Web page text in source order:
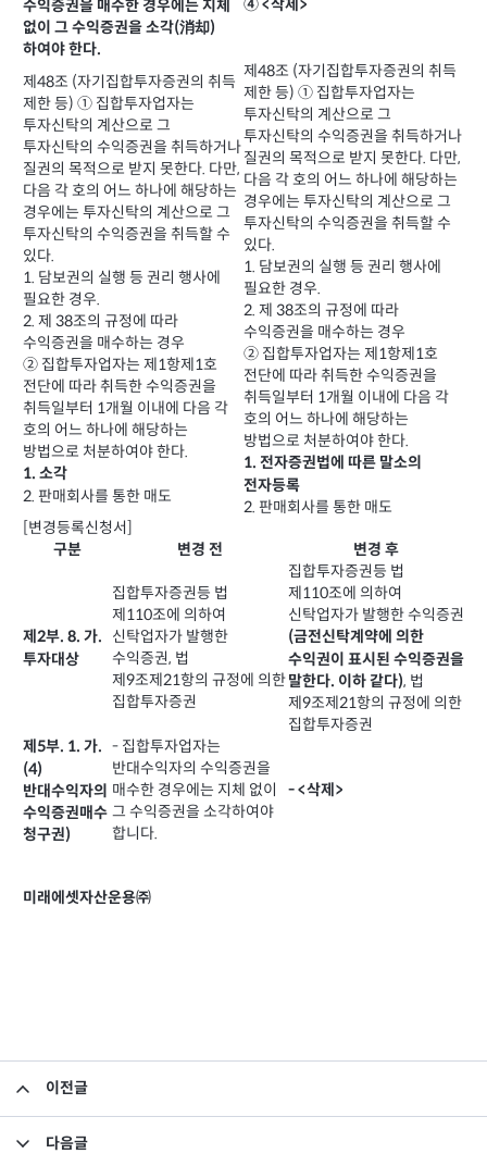
수익증권을 매수한 경우에는 지체
없이 그 수익증권을 소각(消却)
하여야 한다.
④ <삭제>
제48조 (자기집합투자증권의 취득
제한 등) ① 집합투자업자는
투자신탁의 계산으로 그
투자신탁의 수익증권을 취득하거나
질권의 목적으로 받지 못한다. 다만,
다음 각 호의 어느 하나에 해당하는
경우에는 투자신탁의 계산으로 그
투자신탁의 수익증권을 취득할 수
있다.
1. 담보권의 실행 등 권리 행사에
필요한 경우.
2. 제 38조의 규정에 따라
수익증권을 매수하는 경우
② 집합투자업자는 제1항제1호
전단에 따라 취득한 수익증권을
취득일부터 1개월 이내에 다음 각
호의 어느 하나에 해당하는
방법으로 처분하여야 한다.
1. 소각
2. 판매회사를 통한 매도
제48조 (자기집합투자증권의 취득
제한 등) ① 집합투자업자는
투자신탁의 계산으로 그
투자신탁의 수익증권을 취득하거나
질권의 목적으로 받지 못한다. 다만,
다음 각 호의 어느 하나에 해당하는
경우에는 투자신탁의 계산으로 그
투자신탁의 수익증권을 취득할 수
있다.
1. 담보권의 실행 등 권리 행사에
필요한 경우.
2. 제 38조의 규정에 따라
수익증권을 매수하는 경우
② 집합투자업자는 제1항제1호
전단에 따라 취득한 수익증권을
취득일부터 1개월 이내에 다음 각
호의 어느 하나에 해당하는
방법으로 처분하여야 한다.
1. 전자증권법에 따른 말소의
전자등록
2. 판매회사를 통한 매도
[변경등록신청서]
구분
변경 전 변경 후
제2부. 8. 가.
투자대상
집합투자증권등 법
제110조에 의하여
신탁업자가 발행한
수익증권, 법
제9조제21항의 규정에 의한
집합투자증권
집합투자증권등 법
제110조에 의하여
신탁업자가 발행한 수익증권
(금전신탁계약에 의한
수익권이 표시된 수익증권을
말한다. 이하 같다), 법
제9조제21항의 규정에 의한
집합투자증권
제5부. 1. 가.
(4)
반대수익자의
수익증권매수
청구권)
- 집합투자업자는
반대수익자의 수익증권을
매수한 경우에는 지체 없이
그 수익증권을 소각하여야
합니다.
- <삭제>
미래에셋자산운용㈜
이전글
다음글